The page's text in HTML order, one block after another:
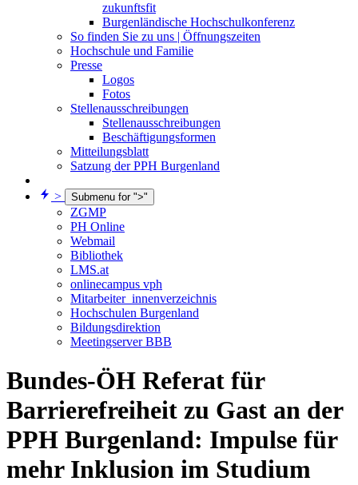
zukunftsfit
Burgenländische Hochschulkonferenz
So finden Sie zu uns | Öffnungszeiten
Hochschule und Familie
Presse
Logos
Fotos
Stellenausschreibungen
Stellenausschreibungen
Beschäftigungsformen
Mitteilungsblatt
Satzung der PPH Burgenland
> Submenu for ">"
ZGMP
PH Online
Webmail
Bibliothek
LMS.at
onlinecampus vph
Mitarbeiter_innenverzeichnis
Hochschulen Burgenland
Bildungsdirektion
Meetingserver BBB
Bundes-ÖH Referat für
Barrierefreiheit zu Gast an der
PPH Burgenland: Impulse für
mehr Inklusion im Studium